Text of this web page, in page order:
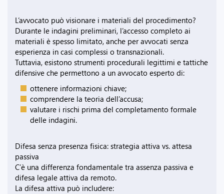
L’avvocato può visionare i materiali del procedimento?
Durante le indagini preliminari, l’accesso completo ai
materiali è spesso limitato, anche per avvocati senza
esperienza in casi complessi o transnazionali.
Tuttavia, esistono strumenti procedurali legittimi e tattiche
difensive che permettono a un avvocato esperto di:
ottenere informazioni chiave;
comprendere la teoria dell’accusa;
valutare i rischi prima del completamento formale
delle indagini.
Difesa senza presenza fisica: strategia attiva vs. attesa
passiva
C’è una differenza fondamentale tra assenza passiva e
difesa legale attiva da remoto.
La difesa attiva può includere: